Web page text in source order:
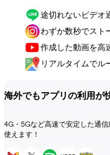
途切れないビデオ
わずか数秒でスト
作成した動画を高
リアルタイムでル
海外でもアプリの利用が
4G・5Gなど高速で安定した通
使えます！